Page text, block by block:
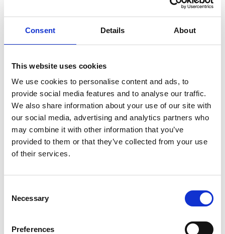
Consent Details About
This website uses cookies
We use cookies to personalise content and ads, to
provide social media features and to analyse our traffic.
We also share information about your use of our site with
our social media, advertising and analytics partners who
may combine it with other information that you’ve
provided to them or that they’ve collected from your use
of their services.
Selection
Necessary
Preferences